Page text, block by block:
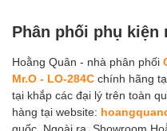
Phân phối phụ kiện
Hoằng Quân - nhà phân phối
Mr.O - LO-284C chính hãng
tại khắp các đại lý trên toàn
hàng tại website:
quốc. Ngoài ra, Showroom